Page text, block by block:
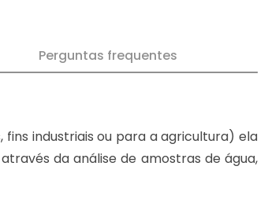
Perguntas frequentes
industriais ou para a agricultura) ela
da análise de amostras de água,